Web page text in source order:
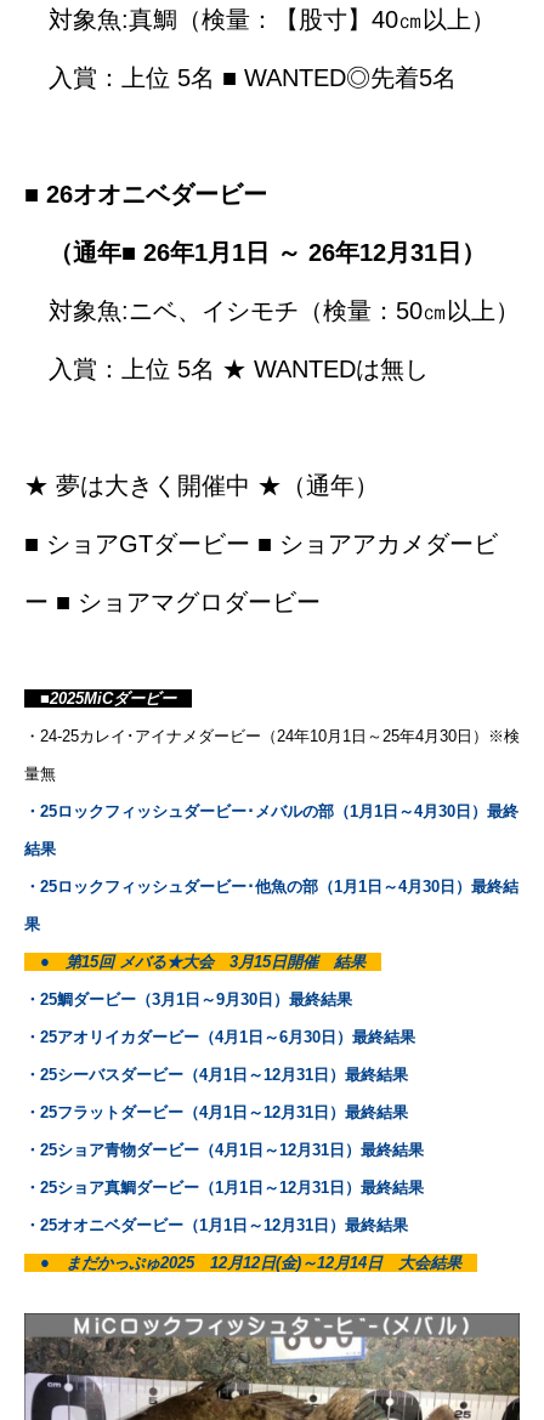
対象魚:真鯛（検量：【股寸】40㎝以上）
入賞：上位 5名 ■ WANTED◎先着5名
■ 26オオニベダービー
（通年■ 26年1月1日 ～ 26年12月31日）
対象魚:ニベ、イシモチ（検量：50㎝以上）
入賞：上位 5名 ★ WANTEDは無し
★ 夢は大きく開催中 ★（通年）
■ ショアGTダービー ■ ショアアカメダービ
ー ■ ショアマグロダービー
■2025MiCダービー
・24-25カレイ･アイナメダービー（24年10月1日～25年4月30日）※検
量無
・25ロックフィッシュダービー･メバルの部（1月1日～4月30日）最終
結果
・25ロックフィッシュダービー･他魚の部（1月1日～4月30日）最終結
果
● 第15回 メバる★大会 3月15日開催 結果
・25鯛ダービー（3月1日～9月30日）最終結果
・25アオリイカダービー（4月1日～6月30日）最終結果
・25シーバスダービー（4月1日～12月31日）最終結果
・25フラットダービー（4月1日～12月31日）最終結果
・25ショア青物ダービー（4月1日～12月31日）最終結果
・25ショア真鯛ダービー（1月1日～12月31日）最終結果
・25オオニベダービー（1月1日～12月31日）最終結果
● まだかっぷゅ2025 12月12日(金)～12月14日 大会結果